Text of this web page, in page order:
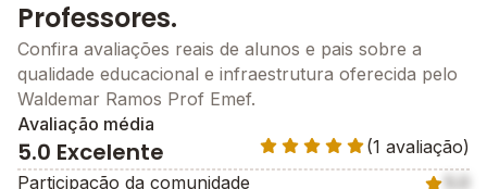
Professores.
Confira avaliações reais de alunos e pais sobre a
qualidade educacional e infraestrutura oferecida pelo
Waldemar Ramos Prof Emef.
Avaliação média
5.0 Excelente
(1 avaliação)
Participação da comunidade